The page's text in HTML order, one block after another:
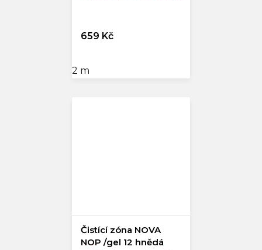
659 Kč
2 m
Čistící zóna NOVA
NOP /gel 12 hnědá